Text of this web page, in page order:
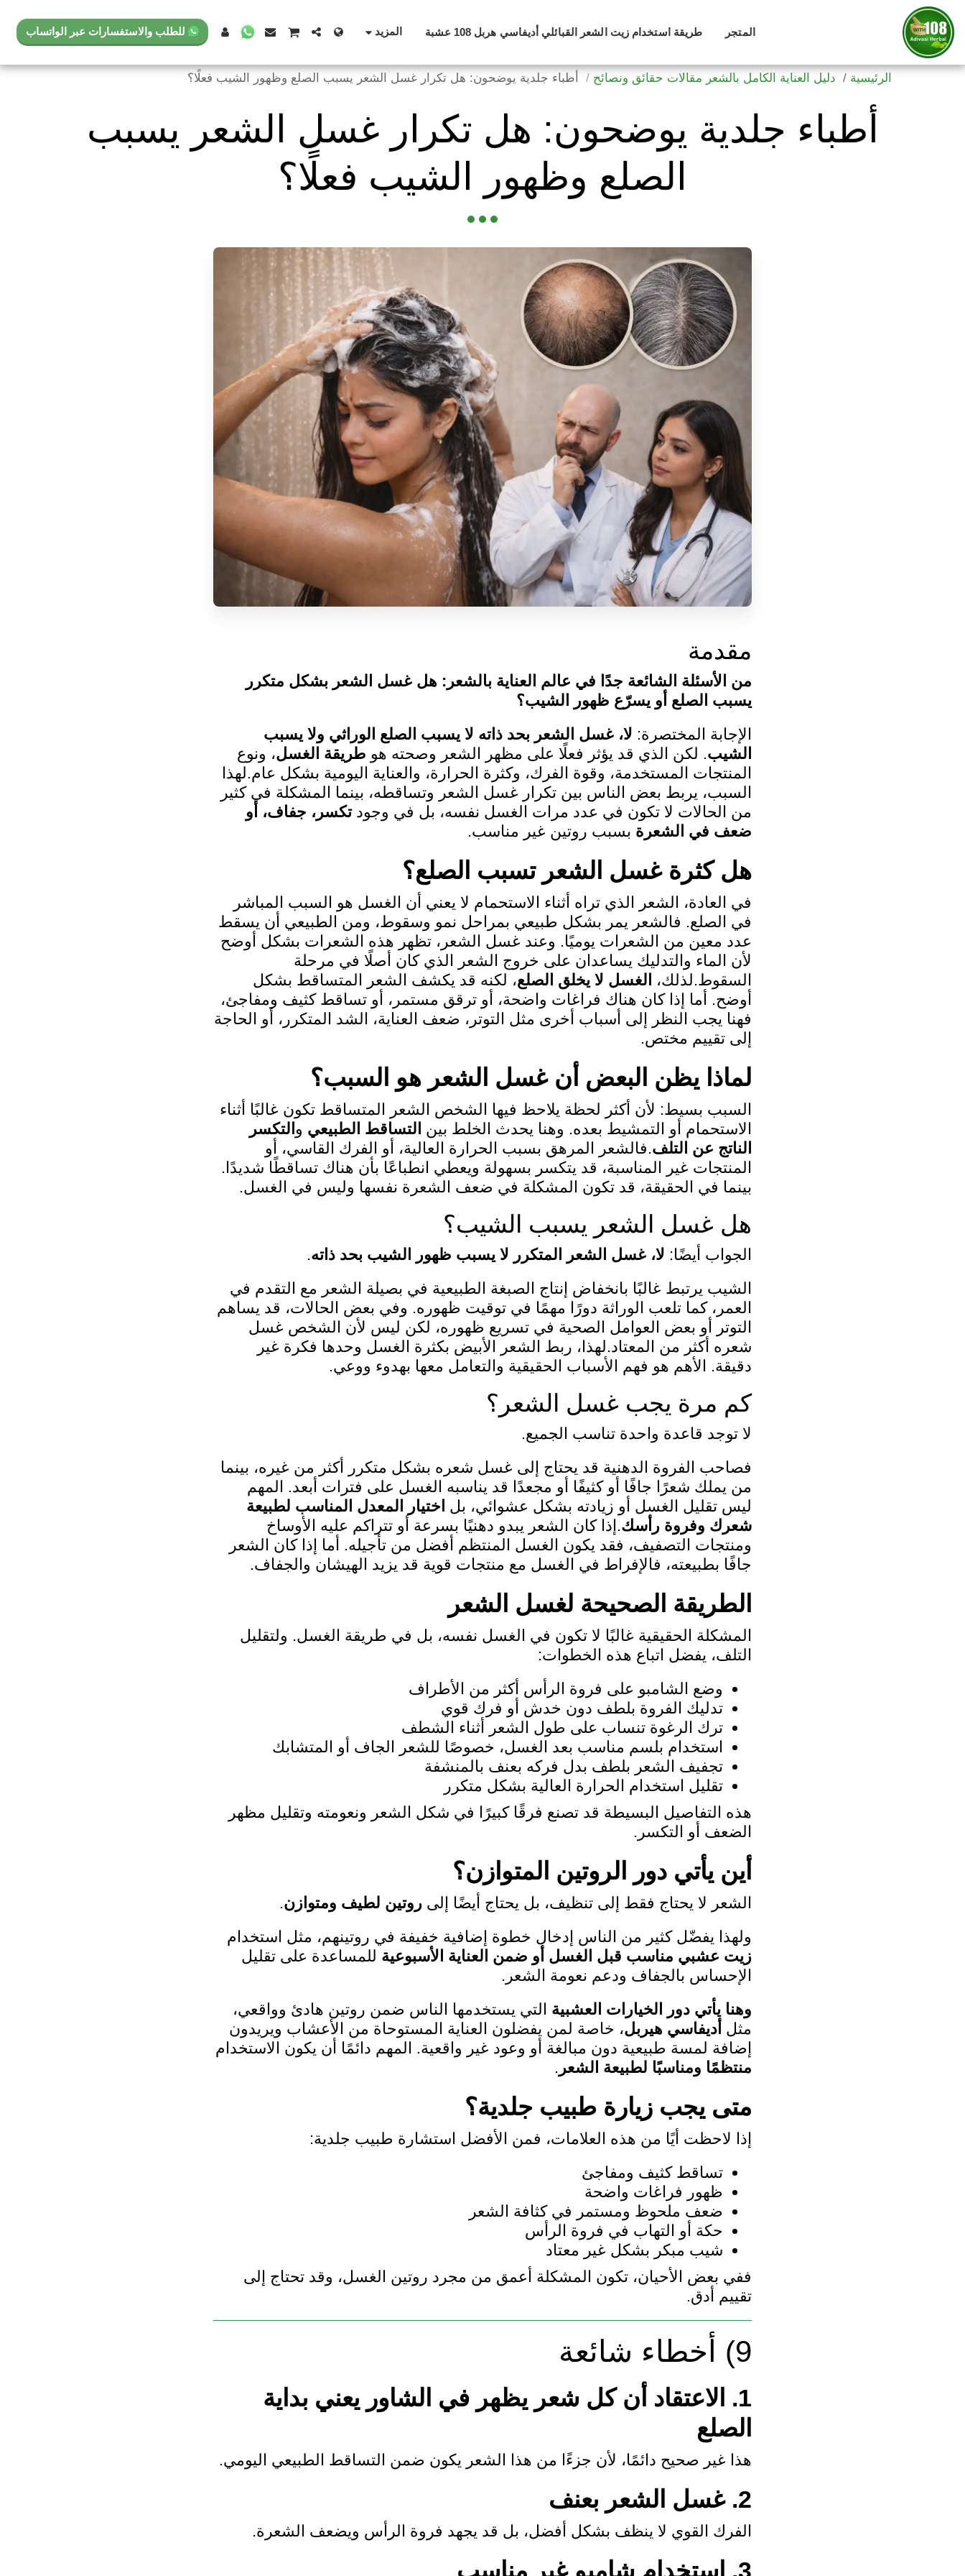
المتجر طريقة استخدام زيت الشعر القبائلي أديفاسي هربل 108 عشبة المزيد للطلب والاستفسارات عبر الواتساب
الرئيسية دليل العناية الكامل بالشعر مقالات حقائق ونصائح أطباء جلدية يوضحون: هل تكرار غسل الشعر يسبب الصلع وظهور الشيب فعلًا؟
أطباء جلدية يوضحون: هل تكرار غسل الشعر يسبب
الصلع وظهور الشيب فعلًا؟
مقدمة
من الأسئلة الشائعة جدًا في عالم العناية بالشعر: هل غسل الشعر بشكل متكرر
يسبب الصلع أو يسرّع ظهور الشيب؟
الإجابة المختصرة: لا، غسل الشعر بحد ذاته لا يسبب الصلع الوراثي ولا يسبب
الشيب. لكن الذي قد يؤثر فعلًا على مظهر الشعر وصحته هو طريقة الغسل، ونوع
المنتجات المستخدمة، وقوة الفرك، وكثرة الحرارة، والعناية اليومية بشكل عام.لهذا
السبب، يربط بعض الناس بين تكرار غسل الشعر وتساقطه، بينما المشكلة في كثير
من الحالات لا تكون في عدد مرات الغسل نفسه، بل في وجودتكسر، جفاف، أو
ضعف في الشعرة بسبب روتين غير مناسب.
هل كثرة غسل الشعر تسبب الصلع؟
في العادة، الشعر الذي تراه أثناء الاستحمام لا يعني أن الغسل هو السبب المباشر
في الصلع. فالشعر يمر بشكل طبيعي بمراحل نمو وسقوط، ومن الطبيعي أن يسقط
عدد معين من الشعرات يوميًا. وعند غسل الشعر، تظهر هذه الشعرات بشكل أوضح
لأن الماء والتدليك يساعدان على خروج الشعر الذي كان أصلًا في مرحلة
السقوط.لذلك، الغسل لا يخلق الصلع، لكنه قد يكشف الشعر المتساقط بشكل
أوضح. أما إذا كان هناك فراغات واضحة، أو ترقق مستمر، أو تساقط كثيف ومفاجئ،
فهنا يجب النظر إلى أسباب أخرى مثل التوتر، ضعف العناية، الشد المتكرر، أو الحاجة
إلى تقييم مختص.
لماذا يظن البعض أن غسل الشعر هو السبب؟
السبب بسيط: لأن أكثر لحظة يلاحظ فيها الشخص الشعر المتساقط تكون غالبًا أثناء
الاستحمام أو التمشيط بعده. وهنا يحدث الخلط بين التساقط الطبيعي و التكسر
الناتج عن التلف.فالشعر المرهق بسبب الحرارة العالية، أو الفرك القاسي، أو
المنتجات غير المناسبة، قد يتكسر بسهولة ويعطي انطباعًا بأن هناك تساقطًا شديدًا.
بينما في الحقيقة، قد تكون المشكلة في ضعف الشعرة نفسها وليس في الغسل.
هل غسل الشعر يسبب الشيب؟
الجواب أيضًا: لا، غسل الشعر المتكرر لا يسبب ظهور الشيب بحد ذاته.
الشيب يرتبط غالبًا بانخفاض إنتاج الصبغة الطبيعية في بصيلة الشعر مع التقدم في
العمر، كما تلعب الوراثة دورًا مهمًا في توقيت ظهوره. وفي بعض الحالات، قد يساهم
التوتر أو بعض العوامل الصحية في تسريع ظهوره، لكن ليس لأن الشخص غسل
شعره أكثر من المعتاد.لهذا، ربط الشعر الأبيض بكثرة الغسل وحدها فكرة غير
دقيقة. الأهم هو فهم الأسباب الحقيقية والتعامل معها بهدوء ووعي.
كم مرة يجب غسل الشعر؟
لا توجد قاعدة واحدة تناسب الجميع.
فصاحب الفروة الدهنية قد يحتاج إلى غسل شعره بشكل متكرر أكثر من غيره، بينما
من يملك شعرًا جافًا أو كثيفًا أو مجعدًا قد يناسبه الغسل على فترات أبعد. المهم
ليس تقليل الغسل أو زيادته بشكل عشوائي، بل اختيار المعدل المناسب لطبيعة
شعرك وفروة رأسك.إذا كان الشعر يبدو دهنيًا بسرعة أو تتراكم عليه الأوساخ
ومنتجات التصفيف، فقد يكون الغسل المنتظم أفضل من تأجيله. أما إذا كان الشعر
جافًا بطبيعته، فالإفراط في الغسل مع منتجات قوية قد يزيد الهيشان والجفاف.
الطريقة الصحيحة لغسل الشعر
المشكلة الحقيقية غالبًا لا تكون في الغسل نفسه، بل في طريقة الغسل. ولتقليل
التلف، يفضل اتباع هذه الخطوات:
وضع الشامبو على فروة الرأس أكثر من الأطراف
تدليك الفروة بلطف دون خدش أو فرك قوي
ترك الرغوة تنساب على طول الشعر أثناء الشطف
استخدام بلسم مناسب بعد الغسل، خصوصًا للشعر الجاف أو المتشابك
تجفيف الشعر بلطف بدل فركه بعنف بالمنشفة
تقليل استخدام الحرارة العالية بشكل متكرر
هذه التفاصيل البسيطة قد تصنع فرقًا كبيرًا في شكل الشعر ونعومته وتقليل مظهر
الضعف أو التكسر.
أين يأتي دور الروتين المتوازن؟
الشعر لا يحتاج فقط إلى تنظيف، بل يحتاج أيضًا إلى روتين لطيف ومتوازن.
ولهذا يفضّل كثير من الناس إدخال خطوة إضافية خفيفة في روتينهم، مثل استخدام
زيت عشبي مناسب قبل الغسل أو ضمن العناية الأسبوعية للمساعدة على تقليل
الإحساس بالجفاف ودعم نعومة الشعر.
وهنا يأتي دور الخيارات العشبية التي يستخدمها الناس ضمن روتين هادئ وواقعي،
مثل أديفاسي هيربل، خاصة لمن يفضلون العناية المستوحاة من الأعشاب ويريدون
إضافة لمسة طبيعية دون مبالغة أو وعود غير واقعية. المهم دائمًا أن يكون الاستخدام
منتظمًا ومناسبًا لطبيعة الشعر .
متى يجب زيارة طبيب جلدية؟
إذا لاحظت أيًا من هذه العلامات، فمن الأفضل استشارة طبيب جلدية:
تساقط كثيف ومفاجئ
ظهور فراغات واضحة
ضعف ملحوظ ومستمر في كثافة الشعر
حكة أو التهاب في فروة الرأس
شيب مبكر بشكل غير معتاد
ففي بعض الأحيان، تكون المشكلة أعمق من مجرد روتين الغسل، وقد تحتاج إلى
تقييم أدق.
9) أخطاء شائعة
1. الاعتقاد أن كل شعر يظهر في الشاور يعني بداية
الصلع
هذا غير صحيح دائمًا، لأن جزءًا من هذا الشعر يكون ضمن التساقط الطبيعي اليومي.
2. غسل الشعر بعنف
الفرك القوي لا ينظف بشكل أفضل، بل قد يجهد فروة الرأس ويضعف الشعرة.
3. استخدام شامبو غير مناسب